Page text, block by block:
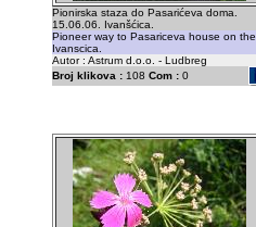
Pionirska staza do Pasarićeva doma.
15.06.06. Ivanšćica.
Pioneer way to Pasariceva house on the
Ivanscica.
Autor : Astrum d.o.o. - Ludbreg
Broj klikova :108 Com :0